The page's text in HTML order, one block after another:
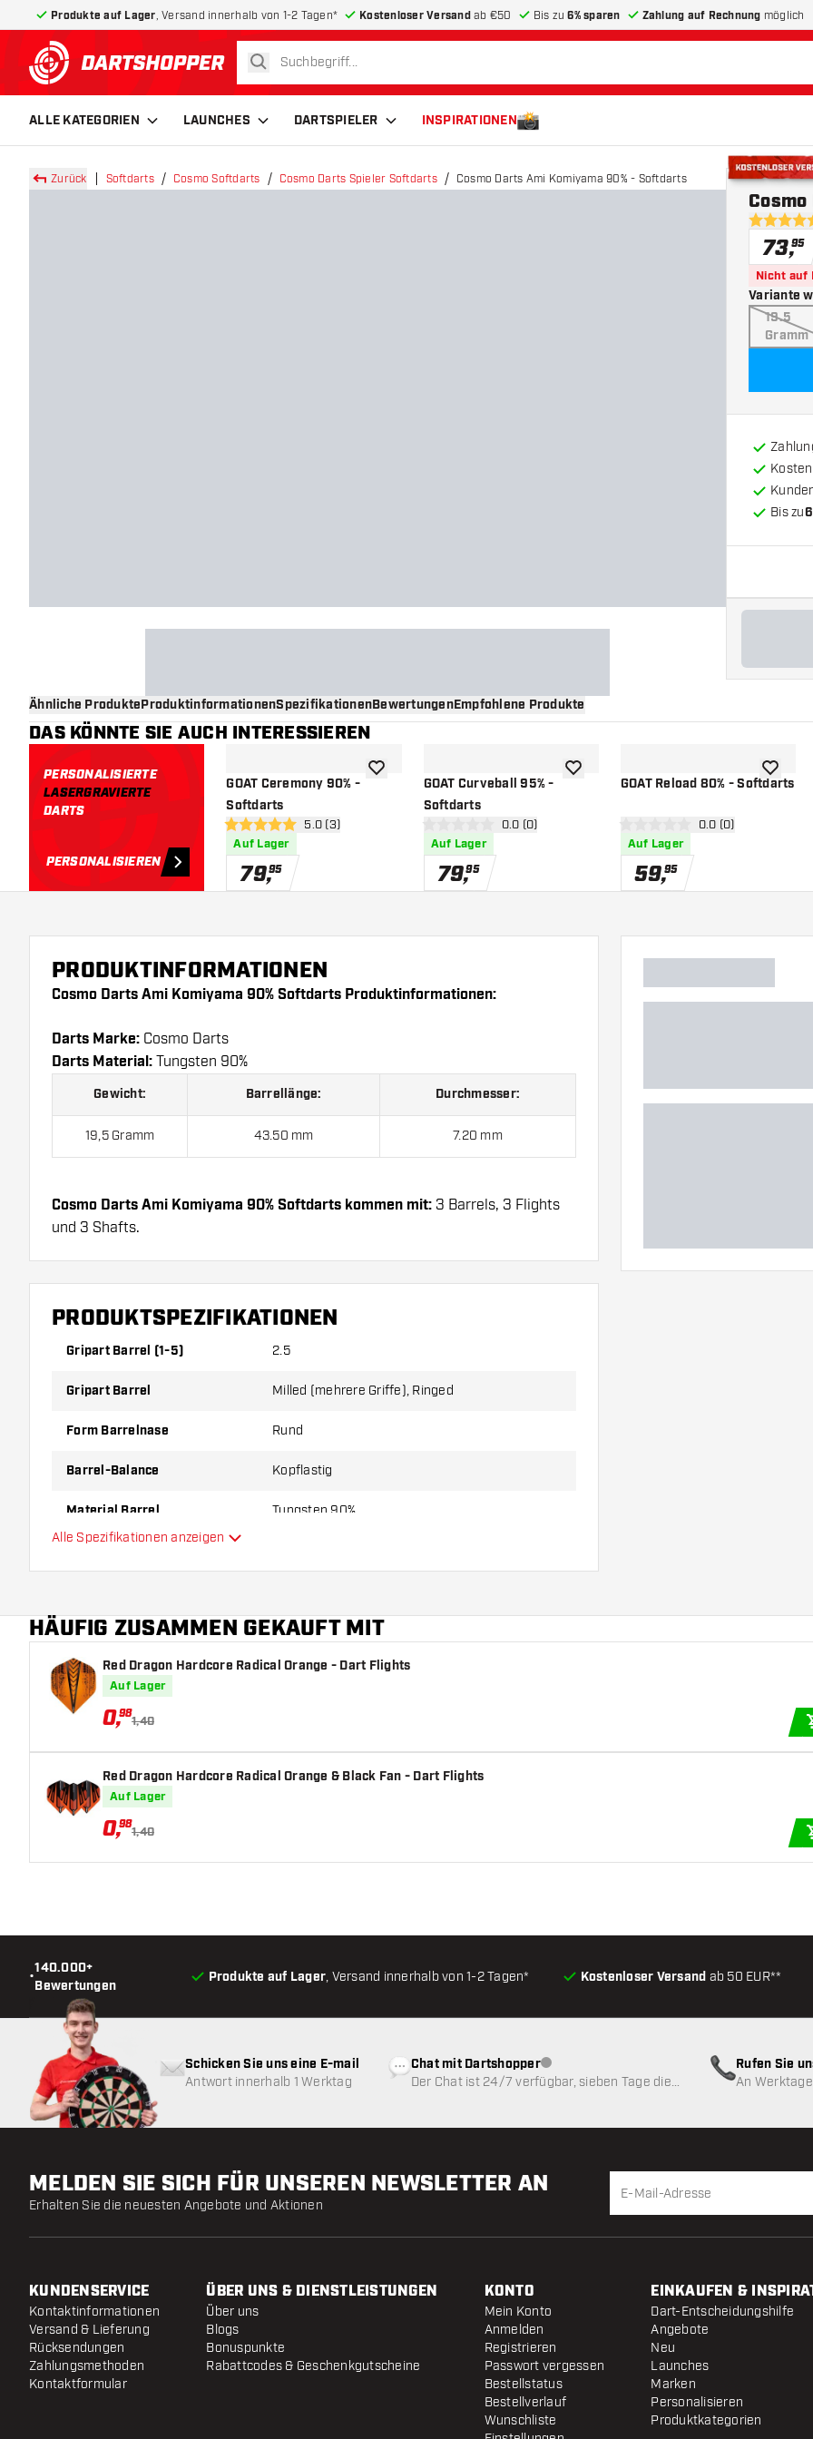
Produkte auf Lager , Versand innerhalb von 1-2 Tagen* Kostenloser Versandab €50 Bis zu6% sparen Zahlung auf Rechnung möglich
zurück zur Startseite
suchen
ALLE KATEGORIEN LAUNCHES DARTSPIELER INSPIRATIONEN
Zurück Softdarts Cosmo Softdarts Cosmo Darts Spieler Softdarts Cosmo Darts Ami Komiyama 90% - Softdarts
Kostenloser
5
73,95
Nicht auf
Variante
19.5
Gramm
Bis zu
Ähnliche ProdukteProduktinformationenSpezifikationenBewertungenEmpfohlene Produkte
DAS KÖNNTE SIE AUCH INTERESSIEREN
PERSONALISIERTE
LASERGRAVIERTE
DARTS
PERSONALISIEREN
GOAT Ceremony 90% -
Softdarts
Bewertungsbereich öffnen
5 Bewertungssterne
5.0 (3)
Auf Lager
79,95
Zur Wunschliste hinzufügen
GOAT Curveball 95% -
Softdarts
Bewertungsbereich öffnen
0 Bewertungssterne
0.0 (0)
Auf Lager
79,95
Zur Wunschliste hinzufügen
GOAT Reload 80% - Softdarts
Bewertungsbereich
0 Bewertungssterne
0.0 (0)
Auf Lager
59,95
Zur
PRODUKTINFORMATIONEN
Cosmo Darts Ami Komiyama 90% Softdarts Produktinformationen:
Darts Marke: Cosmo Darts
Darts Material: Tungsten 90%
Gewicht: Barrellänge: Durchmesser:
19,5 Gramm 43.50 mm 7.20 mm
Cosmo Darts Ami Komiyama 90% Softdarts kommen mit: 3 Barrels, 3 Flights
und 3 Shafts.
PRODUKTSPEZIFIKATIONEN
Gripart Barrel (1-5) 2.5
Gripart Barrel Milled (mehrere Griffe), Ringed
Form Barrelnase Rund
Barrel-Balance Kopflastig
Material Barrel Tungsten 90%
Barrelfarbe
Barrel Gripzone
Barrelform
Gewicht
Barreldurchmesser (MM)
Barrellänge (MM)
Alle Spezifikationen anzeigen
HÄUFIG ZUSAMMEN GEKAUFT MIT
Red Dragon Hardcore Radical Orange - Dart Flights
Auf Lager
0,98
1,40
Red Dragon Hardcore Radical Orange & Black Fan - Dart Flights
Auf Lager
0,98
1,40
•
140.000+
Bewertungen
Produkte auf Lager, Versand innerhalb von 1-2 Tagen* Kostenloser Versand ab 50 EUR**
Schicken Sie uns eine E-mail
Antwort innerhalb 1 Werktag
Chat mit DartshopperKundenservice nicht verfügbar
Der Chat ist 24/7 verfügbar, sieben Tage die
Rufen Sie
An
MELDEN SIE SICH FÜR UNSEREN NEWSLETTER AN
Erhalten Sie die neuesten Angebote und Aktionen
KUNDENSERVICE
Kontaktinformationen
Versand & Lieferung
Rücksendungen
Zahlungsmethoden
Kontaktformular
ÜBER UNS & DIENSTLEISTUNGEN
Über uns
Blogs
Bonuspunkte
Rabattcodes & Geschenkgutscheine
KONTO
Mein Konto
Anmelden
Registrieren
Passwort vergessen
Bestellstatus
Bestellverlauf
Wunschliste
EINKAUFEN &
Dart-Entscheidungshilfe
Angebote
Neu
Launches
Marken
Personalisieren
Produktkategorien